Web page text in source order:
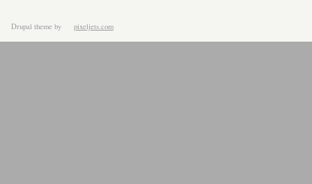
Drupal theme by pixeljets.com